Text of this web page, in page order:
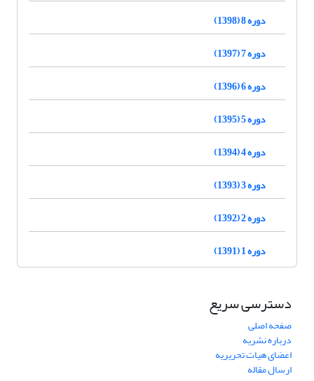
دوره 8 (1398)
دوره 7 (1397)
دوره 6 (1396)
دوره 5 (1395)
دوره 4 (1394)
دوره 3 (1393)
دوره 2 (1392)
دوره 1 (1391)
دسترسی سریع
صفحه اصلی
درباره نشریه
اعضای هیات تحریریه
ارسال مقاله